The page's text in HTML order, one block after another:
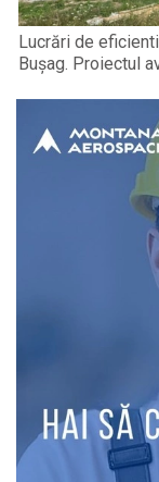
Lucrări de
Bușag. Proiectul